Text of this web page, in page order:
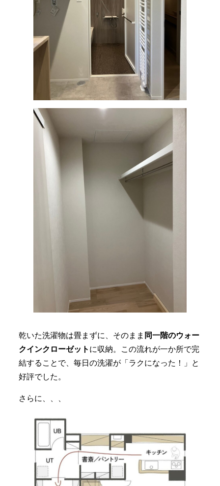
乾いた洗濯物は畳まずに、そのまま 同一階のウォー
クインクローゼット に収納。この流れが一か所で完
結することで、毎日の洗濯が「ラクになった！」と
好評でした。
さらに、、、